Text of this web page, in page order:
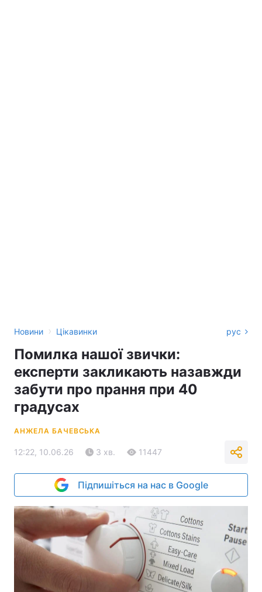
Новини › Цікавинки рус
Помилка нашої звички:
експерти закликають назавжди
забути про прання при 40
градусах
АНЖЕЛА БАЧЕВСЬКА
12:22, 10.06.26 3 хв. 11447
Підпишіться на нас в Google